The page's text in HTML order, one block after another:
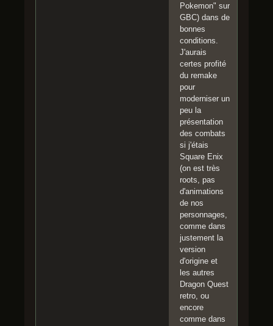
Pokemon" sur
GBC) dans de
bonnes
conditions.
J'aurais
certes profité
du remake
pour
moderniser un
peu la
présentation
des combats
si j'étais
Square Enix
(on est très
roots, pas
d'animations
de nos
personnages,
comme dans
justement la
version
d'origine et
les autres
Dragon Quest
retro, ou
encore
comme dans